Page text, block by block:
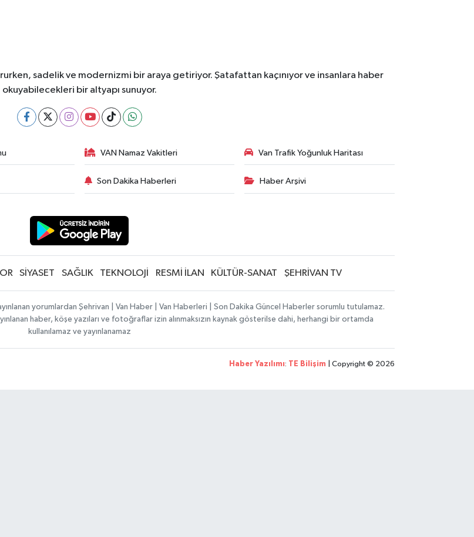
sadelik ve modernizmi bir araya getiriyor. Şatafattan kaçınıyor ve insanlara haber
okuyabilecekleri bir altyapı sunuyor.
VAN Namaz Vakitleri Van Trafik Yoğunluk Haritası
Son Dakika Haberleri Haber Arşivi
SİYASET SAĞLIK TEKNOLOJİ RESMİ İLAN KÜLTÜR-SANAT ŞEHRİVAN TV
yorumlardan Şehrivan | Van Haber | Van Haberleri | Son Dakika Güncel Haberler sorumlu tutulamaz.
haber, köşe yazıları ve fotoğraflar izin alınmaksızın kaynak gösterilse dahi, herhangi bir ortamda
kullanılamaz ve yayınlanamaz
Haber Yazılımı: TE Bilişim | Copyright © 2026